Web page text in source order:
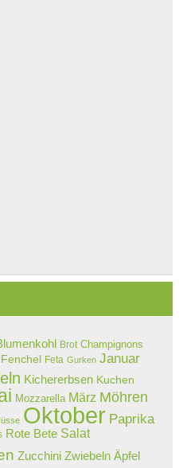
Brot Champignons
Fenchel Feta Gurken Januar
Kichererbsen Kuchen
Mozzarella März Möhren
Oktober Paprika
Rote Bete Salat
Zucchini Zwiebeln Äpfel